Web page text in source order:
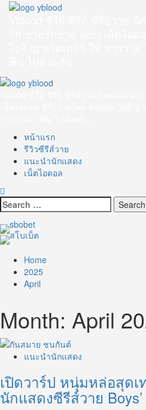
Skip
Primary
หน้าแรก
รีวิวซีรีส์วาย
แนะนำนักแสดง
เน็ตไอดอล
Search
for:
Home
2025
April
Month: April
แนะนำนักแสดง
เปิดวาร์ป หนุ่มหล่อสุด
นักแสดงซีรีส์วาย